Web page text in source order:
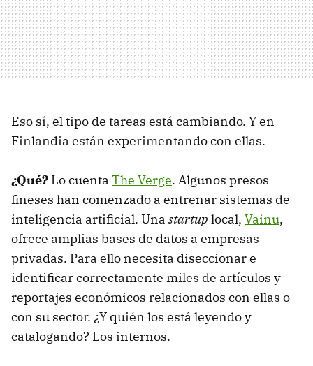
Eso sí, el tipo de tareas está cambiando. Y en
Finlandia están experimentando con ellas.
¿Qué? Lo cuenta The Verge. Algunos presos
fineses han comenzado a entrenar sistemas de
inteligencia artificial. Una startup local, Vainu,
ofrece amplias bases de datos a empresas
privadas. Para ello necesita diseccionar e
identificar correctamente miles de artículos y
reportajes económicos relacionados con ellas o
con su sector. ¿Y quién los está leyendo y
catalogando? Los internos.